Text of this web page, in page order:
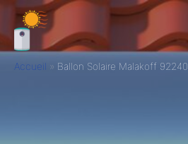
Accueil Ballon Solaire Malakoff 92240